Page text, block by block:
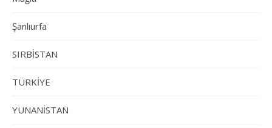
Şanlıurfa
SIRBİSTAN
TÜRKİYE
YUNANİSTAN